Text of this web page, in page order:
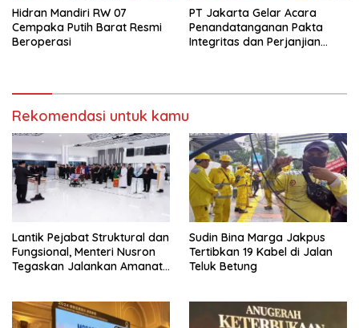
Hidran Mandiri RW 07
Cempaka Putih Barat Resmi
Beroperasi
PT Jakarta Gelar Acara
Penandatanganan Pakta
Integritas dan Perjanjian
Rekomendasi untuk kamu
Lantik Pejabat Struktural dan
Fungsional, Menteri Nusron
Tegaskan Jalankan Amanat
Sudin Bina Marga Jakpus
Tertibkan 19 Kabel di Jalan
Teluk Betung